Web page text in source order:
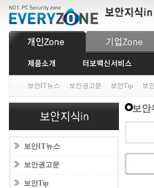
보안IT뉴스 보안권고문 보안Tip 보
보안IT뉴스
보안권고문
보안Tip
보안